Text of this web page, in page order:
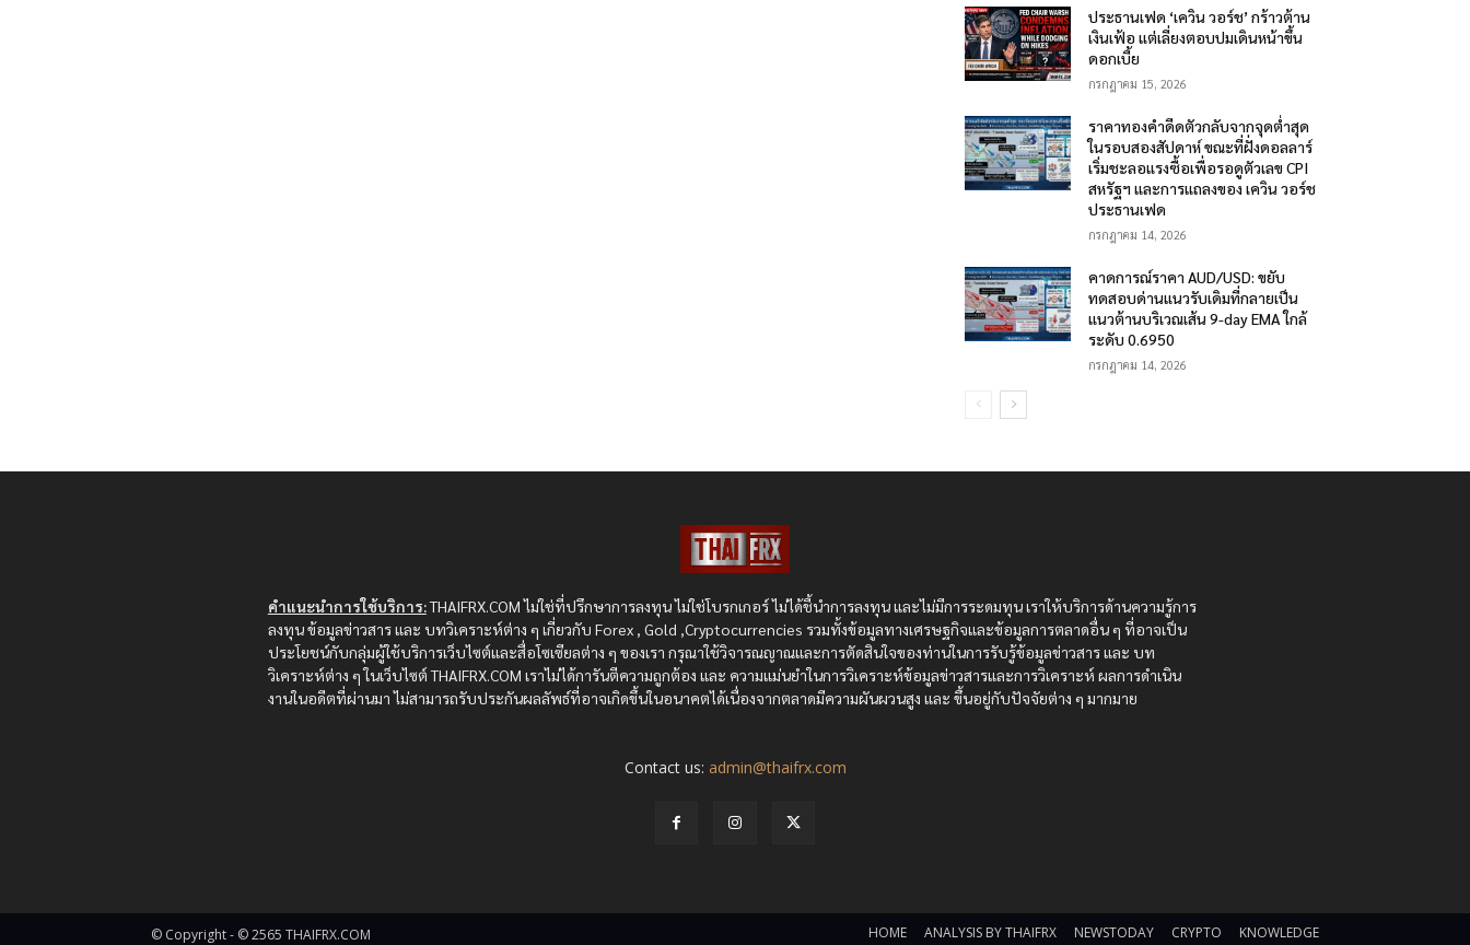
ประธานเฟด ‘เควิน วอร์ช’ กร้าวต้าน
เงินเฟ้อ แต่เลี่ยงตอบปมเดินหน้าขึ้น
ดอกเบี้ย
กรกฎาคม 15, 2026
ราคาทองคำดีดตัวกลับจากจุดต่ำสุด
ในรอบสองสัปดาห์ ขณะที่ฝั่งดอลลาร์
เริ่มชะลอแรงซื้อเพื่อรอดูตัวเลข CPI
สหรัฐฯ และการแถลงของ เควิน วอร์ช
ประธานเฟด
กรกฎาคม 14, 2026
คาดการณ์ราคา AUD/USD: ขยับ
ทดสอบด่านแนวรับเดิมที่กลายเป็น
แนวต้านบริเวณเส้น 9-day EMA ใกล้
ระดับ 0.6950
กรกฎาคม 14, 2026
คำแนะนำการใช้บริการ:THAIFRX.COM ไม่ใช่ที่ปรึกษาการลงทุน ไม่ใช่โบรกเกอร์ ไม่ได้ชี้นำการลงทุน และไม่มีการระดมทุน เราให้บริการด้านความรู้การ
ลงทุน ข้อมูลข่าวสาร และ บทวิเคราะห์ต่าง ๆ เกี่ยวกับ Forex , Gold ,Cryptocurrencies รวมทั้งข้อมูลทางเศรษฐกิจและข้อมูลการตลาดอื่น ๆ ที่อาจเป็น
ประโยชน์กับกลุ่มผู้ใช้บริการเว็บไซต์และสื่อโซเซียลต่าง ๆ ของเรา กรุณาใช้วิจารณญาณและการตัดสินใจของท่านในการรับรู้ข้อมูลข่าวสาร และ บท
วิเคราะห์ต่าง ๆ ในเว็บไซต์ THAIFRX.COM เราไม่ได้การันตีความถูกต้อง และ ความแม่นยำในการวิเคราะห์ข้อมูลข่าวสารและการวิเคราะห์ ผลการดำเนิน
งานในอดีตที่ผ่านมา ไม่สามารถรับประกันผลลัพธ์ที่อาจเกิดขึ้นในอนาคตได้เนื่องจากตลาดมีความผันผวนสูง และ ขึ้นอยู่กับปัจจัยต่าง ๆ มากมาย
Contact us: admin@thaifrx.com
© Copyright - © 2565 THAIFRX.COM HOME ANALYSIS BY THAIFRX NEWSTODAY CRYPTO KNOWLEDGE